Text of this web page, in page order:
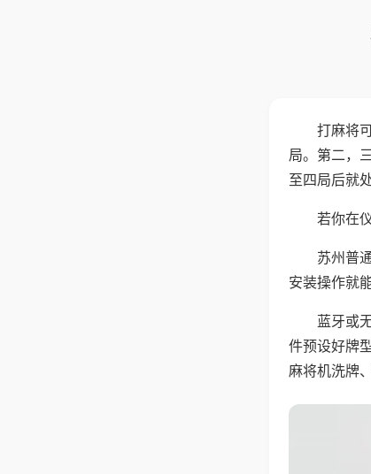
打麻将
局。第二，
至四局后就
若你在
苏州普
安装操作就
蓝牙或
件预设好牌
麻将机洗牌